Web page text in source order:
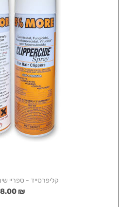
קליפרסייד - ספריי
₪ 68.00